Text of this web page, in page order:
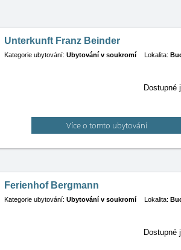
Unterkunft Franz Beinder
Kategorie ubytování: Ubytování v soukromí Lokalita:
Dostupné
Více o tomto ubytování
Ferienhof Bergmann
Kategorie ubytování: Ubytování v soukromí Lokalita:
Dostupné